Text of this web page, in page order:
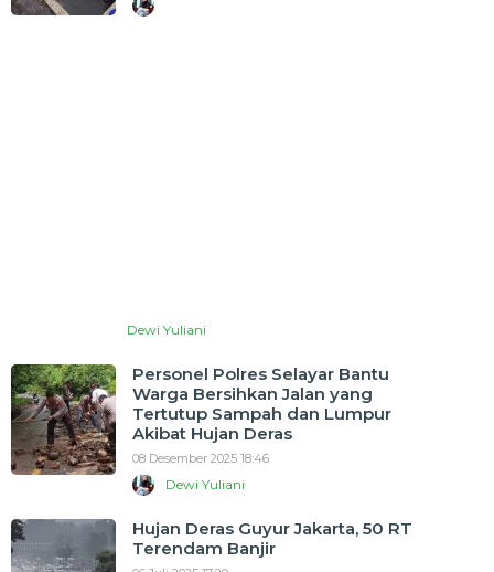
Dewi Yuliani
Personel Polres Selayar Bantu
Warga Bersihkan Jalan yang
Tertutup Sampah dan Lumpur
Akibat Hujan Deras
08 Desember 2025 18:46
Dewi Yuliani
Hujan Deras Guyur Jakarta, 50 RT
Terendam Banjir